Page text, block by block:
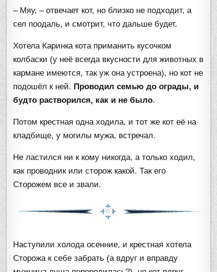
– Мяу, – отвечает кот, но близко не подходит, а
сел поодаль, и смотрит, что дальше будет.
Хотела Каринка кота приманить кусочком
колбаски (у неё всегда вкусности для животных в
кармане имеются, так уж она устроена), но кот не
подошёл к ней. Проводил семью до ограды, и
будто растворился, как и не было.
Потом крестная одна ходила, и тот же кот её на
кладбище, у могилы мужа, встречал.
Не ластился ни к кому никогда, а только ходил,
как проводник или сторож какой. Так его
Сторожем все и звали.
Наступили холода осенние, и крестная хотела
Сторожа к себе забрать (а вдруг и вправду